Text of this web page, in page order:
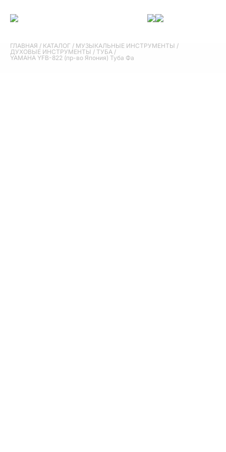
ГЛАВНАЯ / КАТАЛОГ / МУЗЫКАЛЬНЫЕ ИНСТРУМЕНТЫ /
ДУХОВЫЕ ИНСТРУМЕНТЫ / ТУБА /
YAMAHA YFB-822 (пр-во Япония) Туба Фа